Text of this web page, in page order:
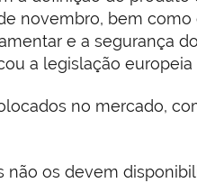
novembro, bem
e a segurança
a legislação europeia
no mercado,
os devem